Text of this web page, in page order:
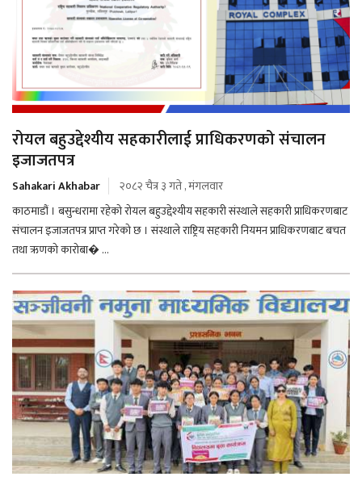
रोयल बहुउद्देश्यीय सहकारीलाई प्राधिकरणको संचालन
इजाजतपत्र
Sahakari Akhabar
२०८२ चैत्र ३ गते , मंगलवार
काठमाडौं । बसुन्धरामा रहेको रोयल बहुउद्देश्यीय सहकारी संस्थाले सहकारी प्राधिकरणबाट
संचालन इजाजतपत्र प्राप्त गरेको छ । संस्थाले राष्ट्रिय सहकारी नियमन प्राधिकरणबाट बचत
तथा ऋणको कारोबा� ...